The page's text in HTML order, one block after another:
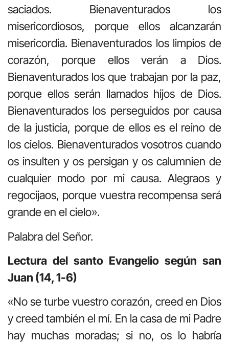
saciados. Bienaventurados los
misericordiosos, porque ellos alcanzarán
misericordia. Bienaventurados los limpios de
corazón, porque ellos verán a Dios.
Bienaventurados los que trabajan por la paz,
porque ellos serán llamados hijos de Dios.
Bienaventurados los perseguidos por causa
de la justicia, porque de ellos es el reino de
los cielos. Bienaventurados vosotros cuando
os insulten y os persigan y os calumnien de
cualquier modo por mi causa. Alegraos y
regocijaos, porque vuestra recompensa será
grande en el cielo».
Palabra del Señor.
Lectura del santo Evangelio según san
Juan (14, 1-6)
«No se turbe vuestro corazón, creed en Dios
y creed también el mí. En la casa de mi Padre
hay muchas moradas; si no, os lo habría